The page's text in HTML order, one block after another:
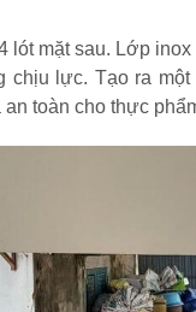
lót mặt sau. Lớp
lực. Tạo ra
toàn cho thực